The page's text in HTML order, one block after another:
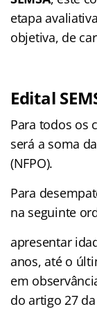
etapa
objetiva, de
Edital
Para todos os
será a soma
(NFPO).
Para
na seguinte
apresentar
anos, até o
em
do artigo 27